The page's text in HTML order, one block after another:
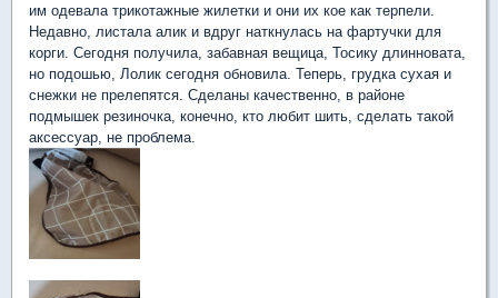
им одевала трикотажные жилетки и они их кое как терпели.
Недавно, листала алик и вдруг наткнулась на фартучки для
корги. Сегодня получила, забавная вещица, Тосику длинновата,
но подошью, Лолик сегодня обновила. Теперь, грудка сухая и
снежки не прелепятся. Сделаны качественно, в районе
подмышек резиночка, конечно, кто любит шить, сделать такой
аксессуар, не проблема.